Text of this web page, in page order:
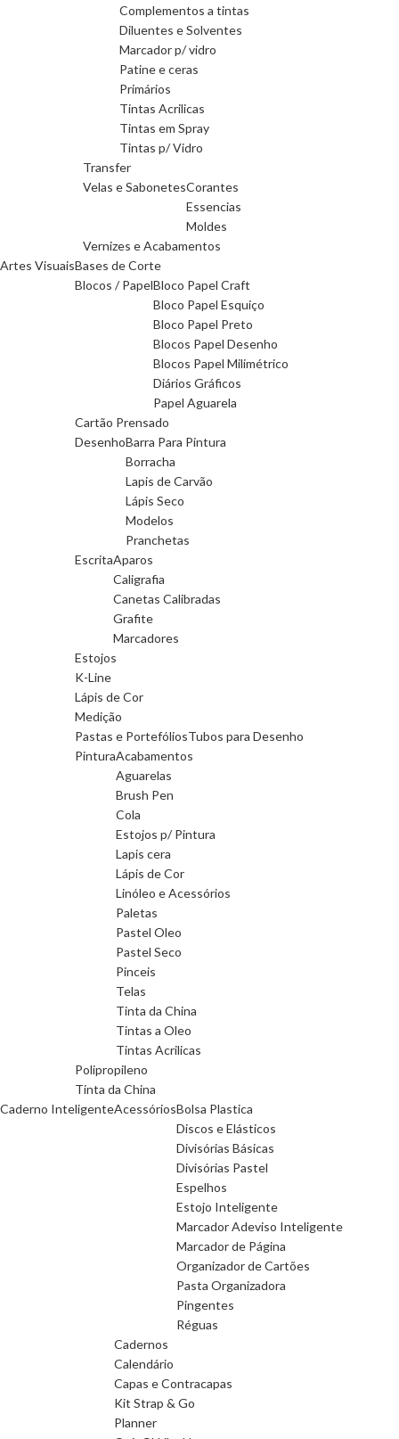
Complementos a tintas
Diluentes e Solventes
Marcador p/ vidro
Patine e ceras
Primários
Tintas Acrilicas
Tintas em Spray
Tintas p/ Vidro
Transfer
Velas e SabonetesCorantes
Essencias
Moldes
Vernizes e Acabamentos
Artes VisuaisBases de Corte
Blocos / PapelBloco Papel Craft
Bloco Papel Esquiço
Bloco Papel Preto
Blocos Papel Desenho
Blocos Papel Milimétrico
Diários Gráficos
Papel Aguarela
Cartão Prensado
DesenhoBarra Para Pintura
Borracha
Lapis de Carvão
Lápis Seco
Modelos
Pranchetas
EscritaAparos
Caligrafia
Canetas Calibradas
Grafite
Marcadores
Estojos
K-Line
Lápis de Cor
Medição
Pastas e PortefóliosTubos para Desenho
PinturaAcabamentos
Aguarelas
Brush Pen
Cola
Estojos p/ Pintura
Lapis cera
Lápis de Cor
Linóleo e Acessórios
Paletas
Pastel Oleo
Pastel Seco
Pinceis
Telas
Tinta da China
Tintas a Oleo
Tintas Acrilicas
Polipropileno
Tinta da China
Caderno InteligenteAcessóriosBolsa Plastica
Discos e Elásticos
Divisórias Básicas
Divisórias Pastel
Espelhos
Estojo Inteligente
Marcador Adeviso Inteligente
Marcador de Página
Organizador de Cartões
Pasta Organizadora
Pingentes
Réguas
Cadernos
Calendário
Capas e Contracapas
Kit Strap & Go
Planner